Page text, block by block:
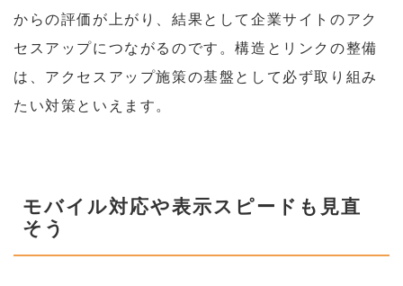
からの評価が上がり、結果として企業サイトのアク
セスアップにつながるのです。構造とリンクの整備
は、アクセスアップ施策の基盤として必ず取り組み
たい対策といえます。
モバイル対応や表示スピードも見直
そう